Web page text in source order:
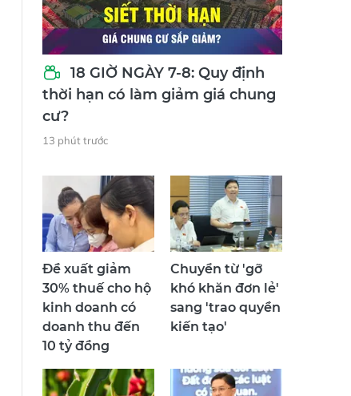
18 GIỜ NGÀY 7-8: Quy định
thời hạn có làm giảm giá chung
cư?
13 phút trước
Đề xuất giảm
30% thuế cho hộ
kinh doanh có
doanh thu đến
10 tỷ đồng
Chuyển từ 'gỡ
khó khăn đơn lẻ'
sang 'trao quyền
kiến tạo'